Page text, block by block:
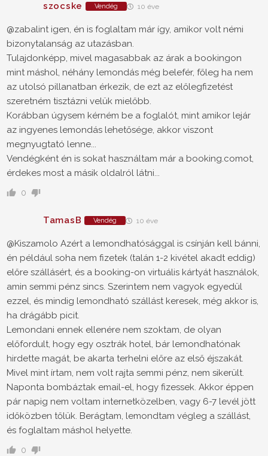
szocske Vendég 10 éve
@zabalint igen, én is foglaltam már így, amikor volt némi
bizonytalanság az utazásban.
Tulajdonképp, mivel magasabbak az árak a bookingon
mint máshol, néhány lemondás még belefér, főleg ha nem
az utolsó pillanatban érkezik, de ezt az előlegfizetést
szeretném tisztázni velük mielőbb.
Korábban úgysem kérném be a foglalót, mint amikor lejár
az ingyenes lemondás lehetősége, akkor viszont
megnyugtató lenne...
Vendégként én is sokat használtam már a booking.comot,
érdekes most a másik oldalról látni...
0
TamasB Vendég 10 éve
@Kiszamolo Azért a lemondhatósággal is csínján kell bánni,
én például soha nem fizetek (talán 1-2 kivétel akadt eddig)
előre szállásért, és a booking-on virtuális kártyát használok,
amin semmi pénz sincs. Szerintem nem vagyok egyedül
ezzel, és mindig lemondható szállást keresek, még akkor is,
ha drágább picit.
Lemondani ennek ellenére nem szoktam, de olyan
előfordult, hogy egy osztrák hotel, bár lemondhatónak
hirdette magát, be akarta terhelni előre az első éjszakát.
Mivel mint írtam, nem volt rajta semmi pénz, nem sikerült.
Naponta bombáztak email-el, hogy fizessek. Akkor éppen
pár napig nem voltam internetközelben, vagy 6-7 levél jött
időközben tőlük. Berágtam, lemondtam végleg a szállást,
és foglaltam máshol helyette.
0